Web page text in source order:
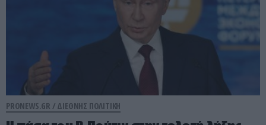
PRONEWS.GR / ΔΙΕΘΝΗΣ ΠΟΛΙΤΙΚΗ